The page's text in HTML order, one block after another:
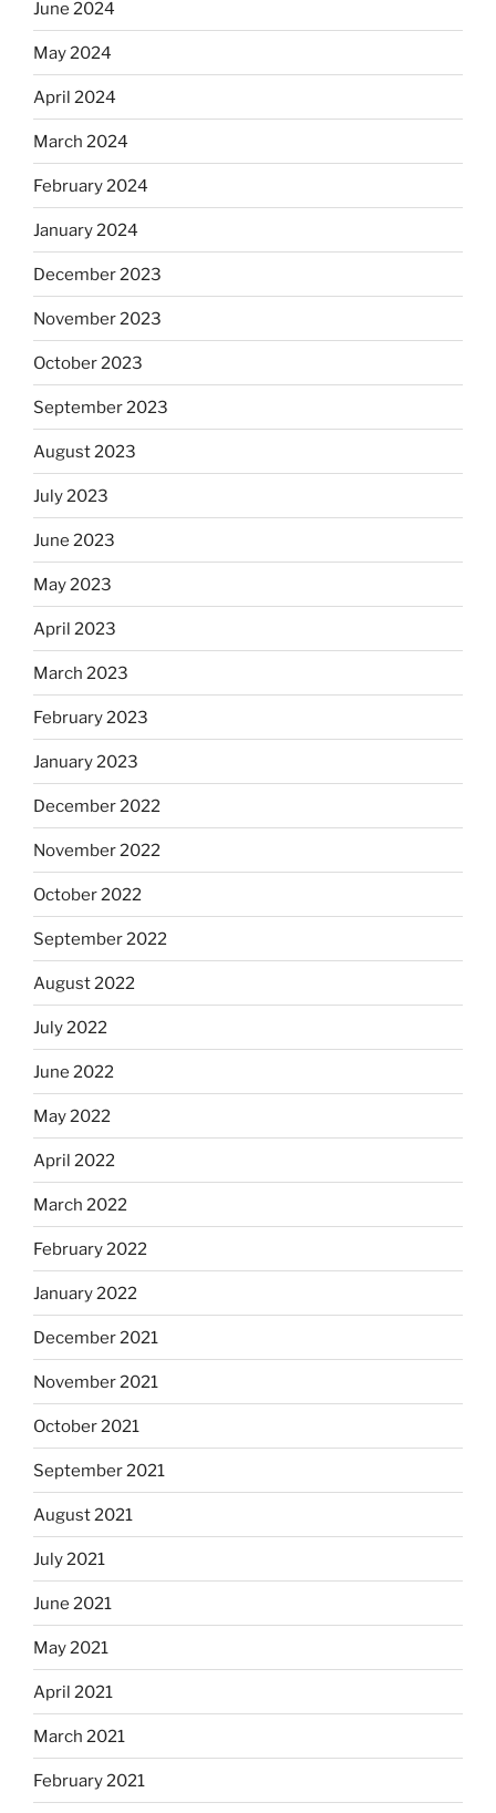
June 2024
May 2024
April 2024
March 2024
February 2024
January 2024
December 2023
November 2023
October 2023
September 2023
August 2023
July 2023
June 2023
May 2023
April 2023
March 2023
February 2023
January 2023
December 2022
November 2022
October 2022
September 2022
August 2022
July 2022
June 2022
May 2022
April 2022
March 2022
February 2022
January 2022
December 2021
November 2021
October 2021
September 2021
August 2021
July 2021
June 2021
May 2021
April 2021
March 2021
February 2021